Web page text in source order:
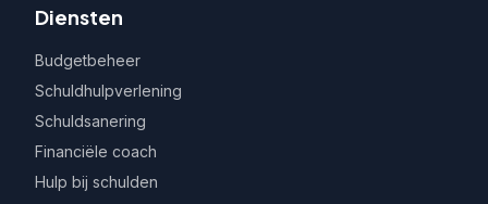
Diensten
Budgetbeheer
Schuldhulpverlening
Schuldsanering
Financiële coach
Hulp bij schulden